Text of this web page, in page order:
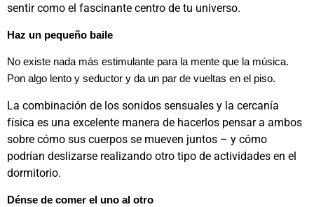
sentir como el fascinante centro de tu universo.
Haz un pequeño baile
No existe nada más estimulante para la mente que la música.
Pon algo lento y seductor y da un par de vueltas en el piso.
La combinación de los sonidos sensuales y la cercanía
física es una excelente manera de hacerlos pensar a ambos
sobre cómo sus cuerpos se mueven juntos – y cómo
podrían deslizarse realizando otro tipo de actividades en el
dormitorio.
Dénse de comer el uno al otro